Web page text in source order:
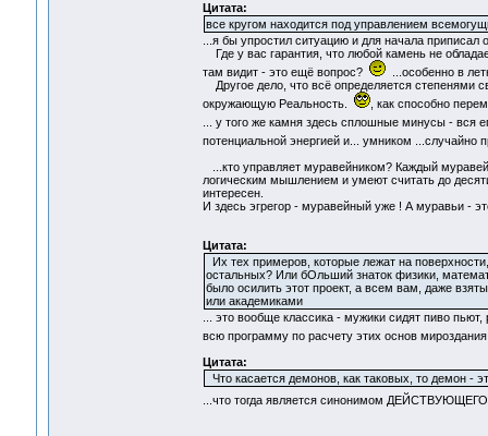
Цитата:
все кругом находится под управлением
...я бы упростил ситуацию и для начала
Где у вас гарантия, что любой камень не
там видит - это ещё вопрос?
...особенно в
Другое дело, что всё определяется степенями
окружающую Реальность.
, как способно
... у того же камня здесь сплошные минусы -
потенциальной энергией и... умником
...кто управляет муравейником? Каждый
логическим мышлением и умеют считать до
интересен.
И здесь эгрегор - муравейный уже ! А муравьи -
Цитата:
Их тех примеров, которые лежат на
остальных? Или бОльший знаток физики,
было осилить этот проект, а всем вам, даже
или академиками
... это вообще классика - мужики сидят пиво
всю программу по расчету этих основ
Цитата:
Что касается демонов, как таковых, то демон
...что тогда является синонимом